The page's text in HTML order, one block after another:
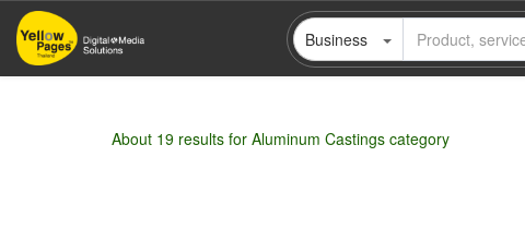
Skip
main
Business
About 19 results for Aluminum Castings category